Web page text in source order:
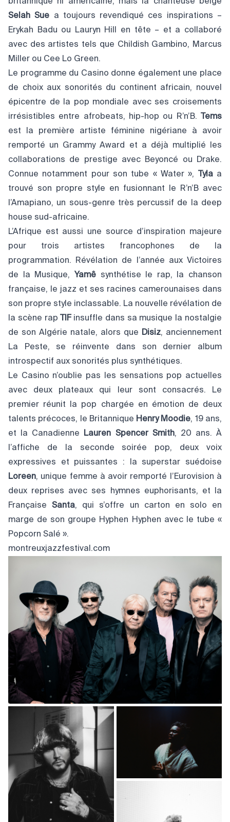
Selah Sue a toujours revendiqué ces inspirations –
Erykah Badu ou Lauryn Hill en tête – et a collaboré
avec des artistes tels que Childish Gambino, Marcus
Miller ou Cee Lo Green.
Le programme du Casino donne également une place
de choix aux sonorités du continent africain, nouvel
épicentre de la pop mondiale avec ses croisements
irrésistibles entre afrobeats, hip-hop ou R’n’B.
Tems
est la première artiste féminine nigériane à avoir
remporté un Grammy Award et a déjà multiplié les
collaborations de prestige avec Beyoncé ou Drake.
Connue notamment pour son tube « Water »,
Tyla a
trouvé son propre style en fusionnant le R’n’B avec
l’Amapiano, un sous-genre très percussif de la deep
house sud-africaine.
L’Afrique est aussi une source d’inspiration majeure
pour trois artistes francophones de la
programmation. Révélation de l’année aux Victoires
de la Musique, Yamê synthétise le rap, la chanson
française, le jazz et ses racines camerounaises dans
son propre style inclassable. La nouvelle révélation de
la scène rap
TIF insuffle dans sa musique la nostalgie
de son Algérie natale, alors que
Disiz, anciennement
La Peste, se réinvente dans son dernier album
introspectif aux sonorités plus synthétiques.
Le Casino n’oublie pas les sensations pop actuelles
avec deux plateaux qui leur sont consacrés. Le
premier réunit la pop chargée en émotion de deux
talents précoces, le Britannique Henry Moodie, 19 ans,
et la Canadienne
Lauren Spencer Smith, 20 ans. À
l’affiche de la seconde soirée pop, deux voix
expressives et puissantes : la superstar suédoise
Loreen, unique femme à avoir remporté l’Eurovision à
deux reprises avec ses hymnes euphorisants, et la
FrançaiseSanta, qui s’offre un carton en solo en
marge de son groupe Hyphen Hyphen avec le tube «
Popcorn Salé ».
montreuxjazzfestival.com